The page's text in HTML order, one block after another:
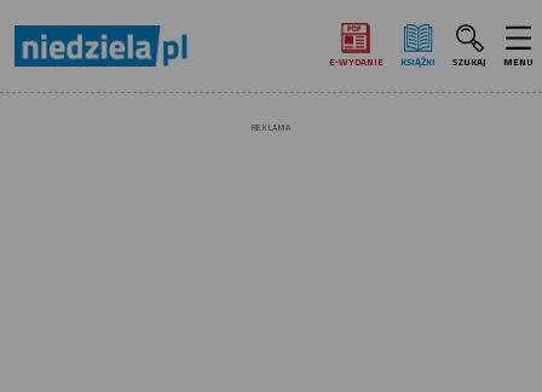
E‑WYDANIE KSIĄŻKI SZUKAJ MENU
REKLAMA